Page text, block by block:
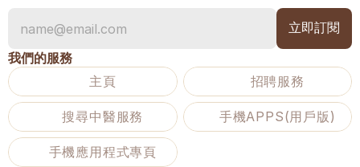
我們的服務
主頁
招聘服務
搜尋中醫服務 手機APPS(用戶版)
手機應用程式專頁